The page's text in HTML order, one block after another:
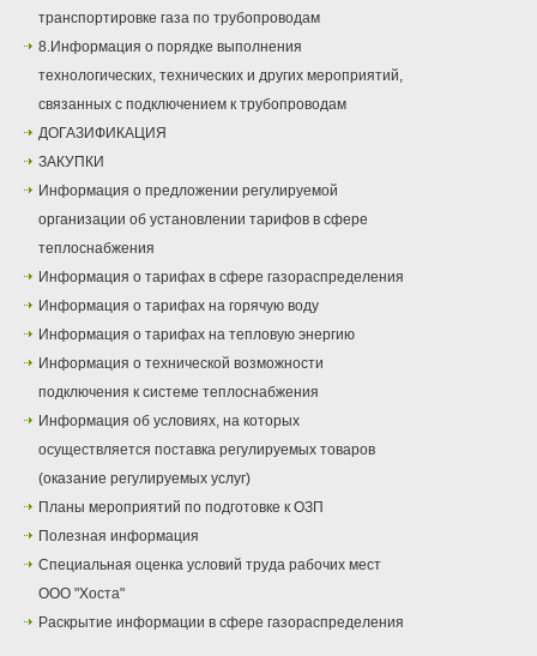
транспортировке газа по трубопроводам
8.Информация о порядке выполнения
технологических, технических и других мероприятий,
связанных с подключением к трубопроводам
ДОГАЗИФИКАЦИЯ
ЗАКУПКИ
Информация о предложении регулируемой
организации об установлении тарифов в сфере
теплоснабжения
Информация о тарифах в сфере газораспределения
Информация о тарифах на горячую воду
Информация о тарифах на тепловую энергию
Информация о технической возможности
подключения к системе теплоснабжения
Информация об условиях, на которых
осуществляется поставка регулируемых товаров
(оказание регулируемых услуг)
Планы мероприятий по подготовке к ОЗП
Полезная информация
Специальная оценка условий труда рабочих мест
ООО "Хоста"
Раскрытие информации в сфере газораспределения